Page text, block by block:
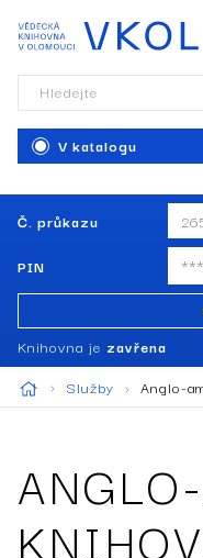
Č. průkazu
PIN
Knihovna je zavřena
Hledejte
V katalogu
Služby Anglo-